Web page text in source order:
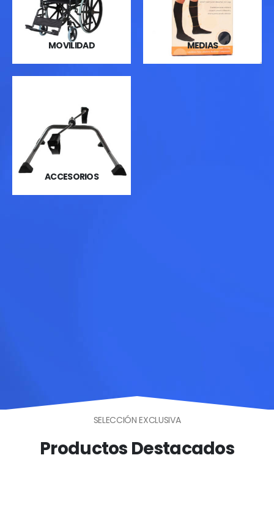
MOVILIDAD MEDIAS
ACCESORIOS
SELECCIÓN EXCLUSIVA
Productos Destacados